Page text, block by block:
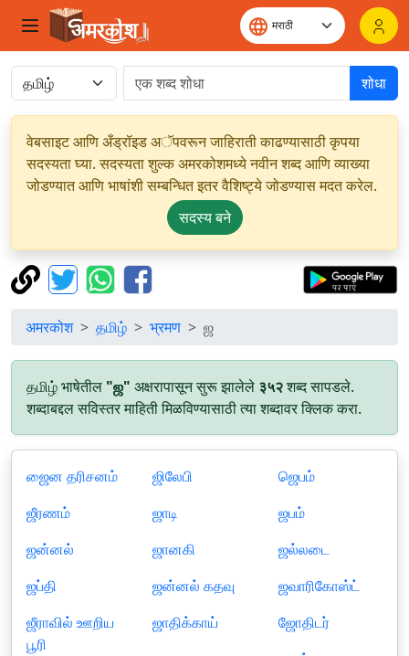
शोधा
वेबसाइट आणि अँड्रॉइड अॅपवरून जाहिराती काढण्यासाठी कृपया
सदस्यता घ्या. सदस्यता शुल्क अमरकोशमध्ये नवीन शब्द आणि व्याख्या
जोडण्यात आणि भाषांशी सम्बन्धित इतर वैशिष्ट्ये जोडण्यास मदत करेल.
सदस्य बने
अमरकोश தமிழ் भ्रमण ஜ
தமிழ் भाषेतील "ஜ" अक्षरापासून सुरू झालेले ३५२शब्द सापडले.
शब्दाबद्दल सविस्तर माहिती मिळविण्यासाठी त्या शब्दावर क्लिक करा.
ஜைன தரிசனம்
ஜீரணம்
ஜன்னல்
ஜப்தி
ஜீராவில் ஊறிய
பூரி
ஜிலேபி
ஜாடி
ஜானகி
ஜன்னல் கதவு
ஜாதிக்காய்
ஜெபம்
ஜபம்
ஜல்லடை
ஜவாரிகோஸ்ட்
ஜோதிடர்